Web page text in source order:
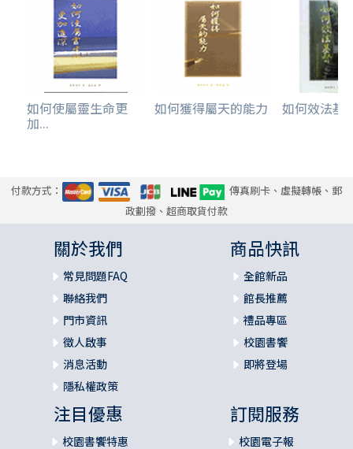
如何使屬靈生命更
加...
如何獲得屬天的能力 如何效法基
付款方式：
傳真刷卡、虛擬轉帳、郵
政劃撥、超商取貨付款
關於我們
常見問題FAQ
聯絡我們
門市資訊
徵人啟事
消息活動
隱私權政策
商品快訊
全館新品
館長推薦
禮品專區
校園書饗
即將登場
注目優惠
校園書饗特惠
訂閱服務
校園電子報